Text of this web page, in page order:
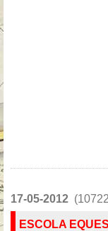
17-05-2012
ESCOLA